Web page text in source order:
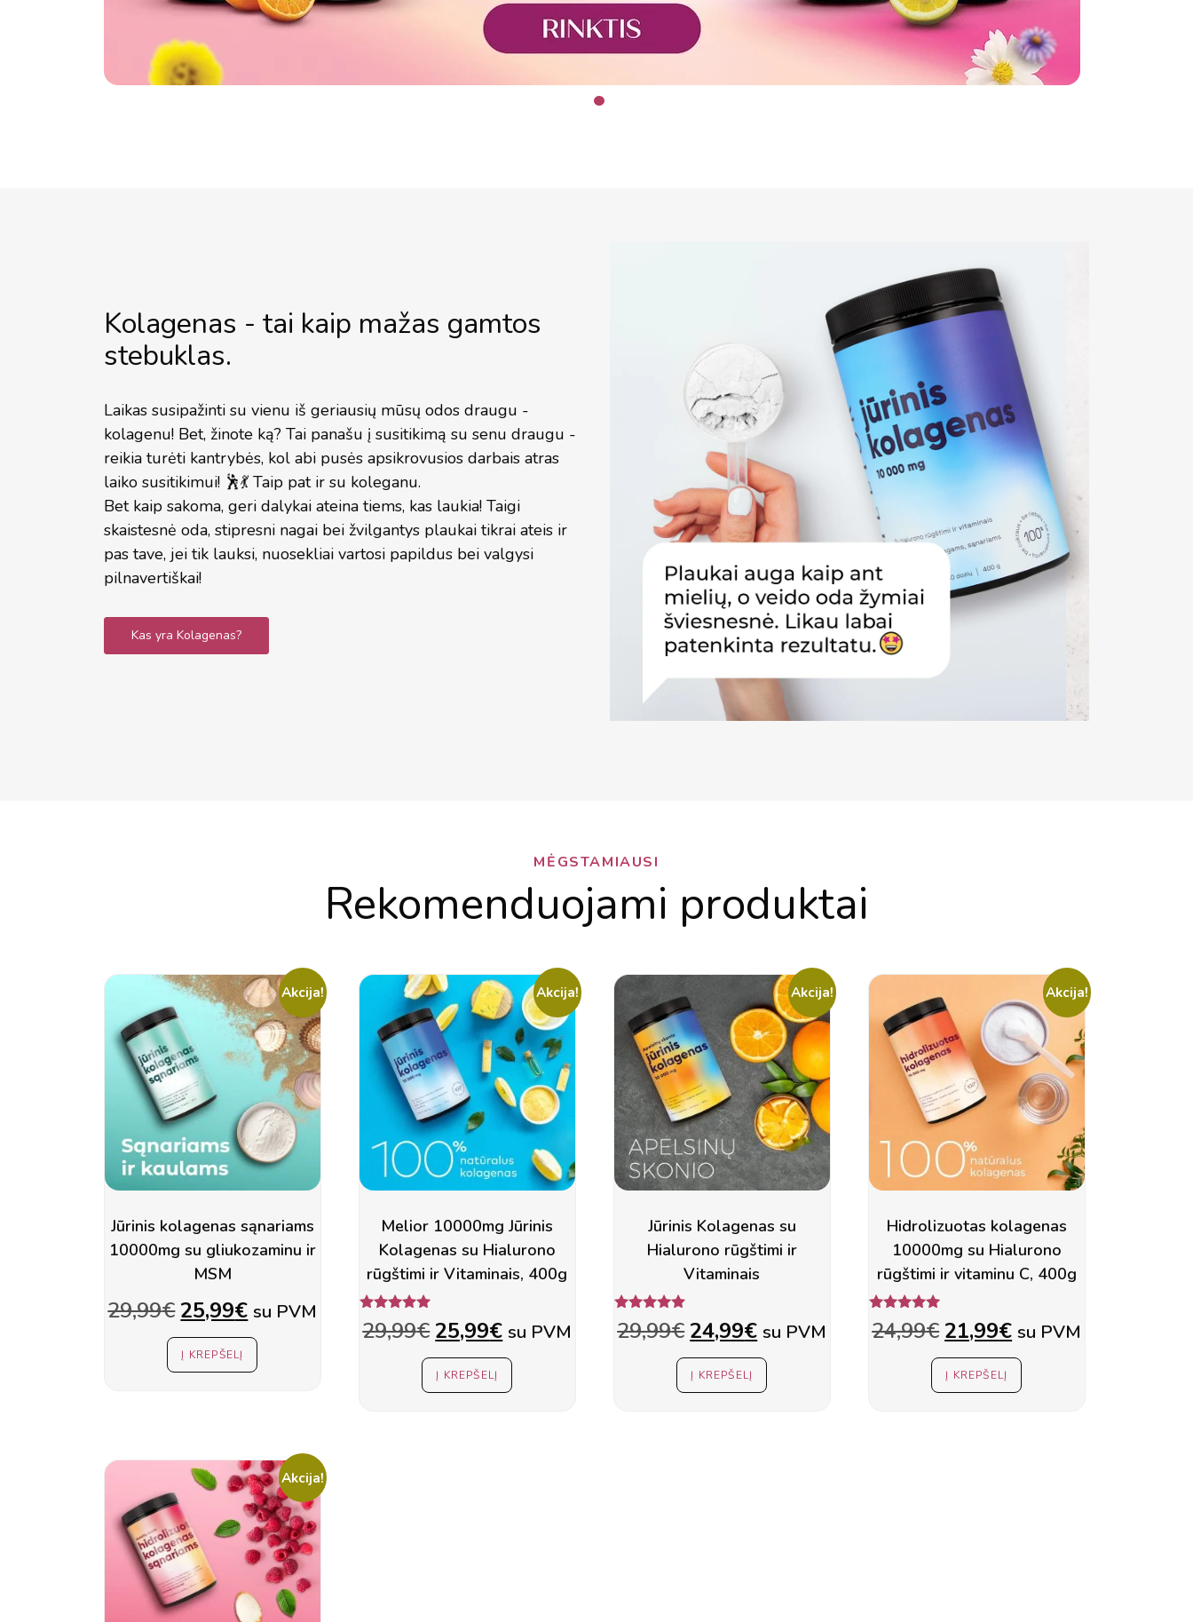
Kolagenas - tai kaip mažas gamtos
stebuklas.
Laikas susipažinti su vienu iš geriausių mūsų odos draugu -
kolagenu! Bet, žinote ką? Tai panašu į susitikimą su senu draugu -
reikia turėti kantrybės, kol abi pusės apsikrovusios darbais atras
laiko susitikimui! 🕺💃 Taip pat ir su koleganu.
Bet kaip sakoma, geri dalykai ateina tiems, kas laukia! Taigi
skaistesnė oda, stipresni nagai bei žvilgantys plaukai tikrai ateis ir
pas tave, jei tik lauksi, nuosekliai vartosi papildus bei valgysi
pilnavertiškai!
Kas yra Kolagenas?
MĖGSTAMIAUSI
Rekomenduojami produktai
Akcija!
Jūrinis kolagenas sąnariams
10000mg su gliukozaminu ir
MSM
29,99€ Original
price
was:
25,99€Current
price
is:
su PVM
Į KREPŠELĮ
Akcija!
Melior 10000mg Jūrinis
Kolagenas su Hialurono
rūgštimi ir Vitaminais, 400g
Įvertinimas:
5.00
29,99€ Original
price
was:
25,99€Current
price
is:
su PVM
Į KREPŠELĮ
Akcija!
Jūrinis Kolagenas su
Hialurono rūgštimi ir
Vitaminais
Įvertinimas:
5.00
29,99€ Original
price
was:
24,99€Current
price
is:
su PVM
Į KREPŠELĮ
Akcija!
Hidrolizuotas kolagenas
10000mg su Hialurono
rūgštimi ir vitaminu C, 400g
Įvertinimas:
5.00
24,99€ Original
price
was:
21,99€Current
price
is:
su PVM
Į KREPŠELĮ
Akcija!